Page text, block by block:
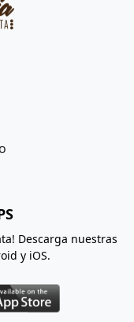
Descarga nuestras
y iOS.